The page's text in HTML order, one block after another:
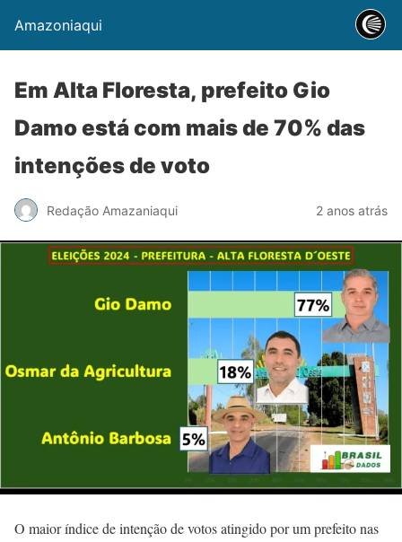
Amazoniaqui
Em Alta Floresta, prefeito Gio
Damo está com mais de 70% das
intenções de voto
Redação Amazaniaqui 2 anos atrás
O maior índice de intenção de votos atingido por um prefeito nas